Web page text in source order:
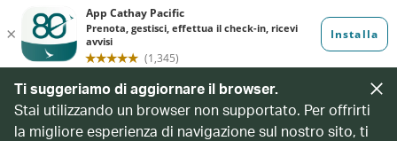
Ti suggeriamo di aggiornare il browser.
Stai utilizzando un browser non supportato. Per offrirti
la migliore esperienza di navigazione sul nostro sito, ti